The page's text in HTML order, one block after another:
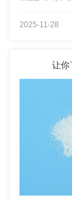
2025-11-28
让你